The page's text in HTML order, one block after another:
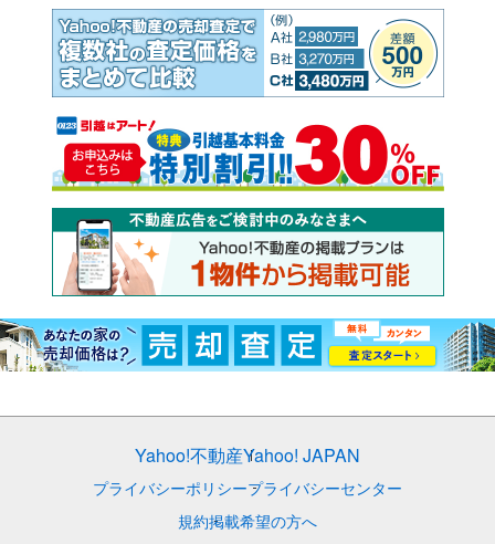
Yahoo!不動産Yahoo! JAPAN
プライバシーポリシープライバシーセンター
規約掲載希望の方へ